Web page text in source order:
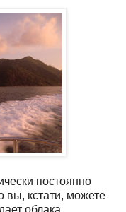
постоянно
кстати, можете
облака.